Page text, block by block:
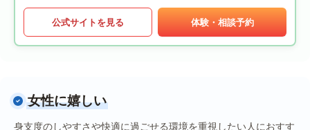
公式サイトを見る 体験・相談予約
女性に嬉しい
身支度のしやすさや快適に過ごせる環境を重視したい人におすす